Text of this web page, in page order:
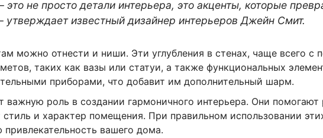
это не просто детали интерьера, это акценты, которые
утверждает известный дизайнер интерьеров Джейн Смит.
можно отнести и ниши. Эти углубления в стенах, чаще всего с
таких как вазы или статуи, а также функциональных
приборами, что добавит им дополнительный шарм.
важную роль в создании гармоничного интерьера. Они помогают
и характер помещения. При правильном использовании
вашего дома.